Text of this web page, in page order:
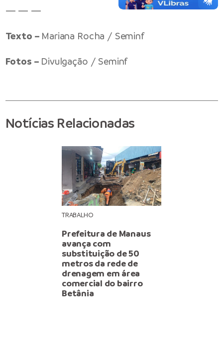
— — —
Texto – Mariana Rocha / Seminf
Fotos – Divulgação / Seminf
Notícias Relacionadas
TRABALHO
Prefeitura de Manaus
avança com
substituição de 50
metros da rede de
drenagem em área
comercial do bairro
Betânia